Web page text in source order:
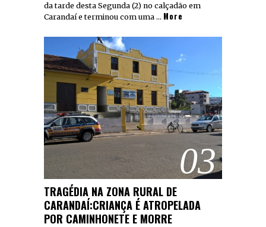
da tarde desta Segunda (2) no calçadão em
Carandaí e terminou com uma … More
03
TRAGÉDIA NA ZONA RURAL DE
CARANDAÍ:CRIANÇA É ATROPELADA
POR CAMINHONETE E MORRE